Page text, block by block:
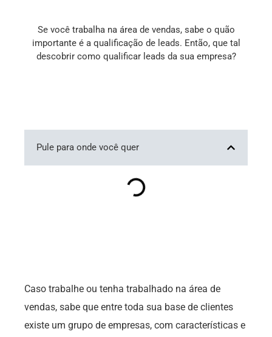
Se você trabalha na área de vendas, sabe o quão
importante é a qualificação de leads. Então, que tal
descobrir como qualificar leads da sua empresa?
Pule para onde você quer
Caso trabalhe ou tenha trabalhado na área de
vendas, sabe que entre toda sua base de clientes
existe um grupo de empresas, com características e